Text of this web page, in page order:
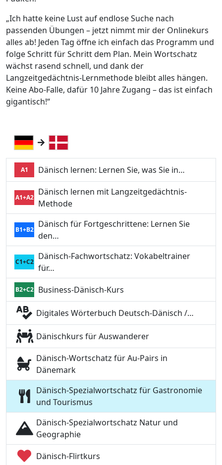
„Ich hatte keine Lust auf endlose Suche nach
passenden Übungen – jetzt nimmt mir der Onlinekurs
alles ab! Jeden Tag öffne ich einfach das Programm und
folge Schritt für Schritt dem Plan. Mein Wortschatz
wächst rasend schnell, und dank der
Langzeitgedächtnis-Lernmethode bleibt alles hängen.
Keine Abo-Falle, dafür 10 Jahre Zugang – das ist einfach
gigantisch!“
A1 Dänisch lernen: Lernen Sie, was Sie in…
A1+A2
Dänisch lernen mit Langzeitgedächtnis-
Methode
B1+B2
Dänisch für Fortgeschrittene: Lernen Sie
den…
C1+C2
Dänisch-Fachwortschatz: Vokabeltrainer
für…
B2+C2 Business-Dänisch-Kurs
Digitales Wörterbuch Deutsch-Dänisch /…
Dänischkurs für Auswanderer
Dänisch-Wortschatz für Au-Pairs in
Dänemark
Dänisch-Spezialwortschatz für Gastronomie
und Tourismus
Dänisch-Spezialwortschatz Natur und
Geographie
Dänisch-Flirtkurs